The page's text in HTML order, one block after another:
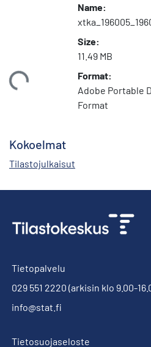
Name:
Size:
11.49 MB
Format:
Adobe Portable
Format
Kokoelmat
Tilastojulkaisut
Tietopalvelu
029 551 2220 (arkisin klo 9.00-
info@stat.fi
Tietosuojaseloste